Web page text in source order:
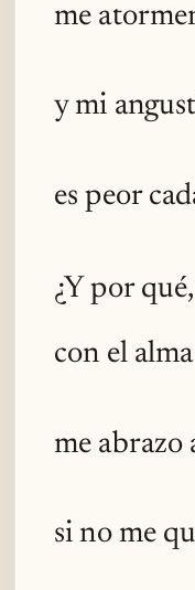
me
y mi
es peor
¿Y por qué,
con el
me abrazo
si no me